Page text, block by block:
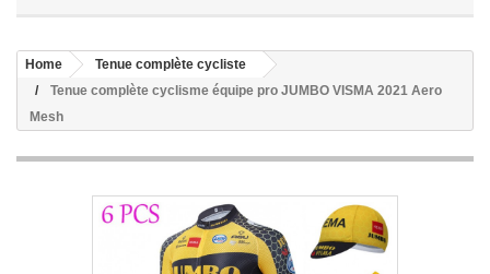
Home
Tenue complète cycliste
Tenue complète cyclisme équipe pro JUMBO VISMA 2021 Aero
Mesh